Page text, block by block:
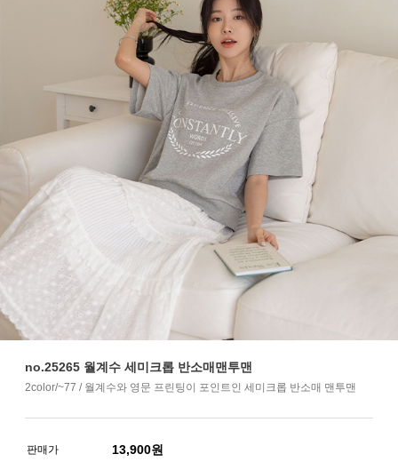
no.25265 월계수 세미크롭 반소매맨투맨
2color/~77 / 월계수와 영문 프린팅이 포인트인 세미크롭 반소매 맨투맨
판매가 13,900원